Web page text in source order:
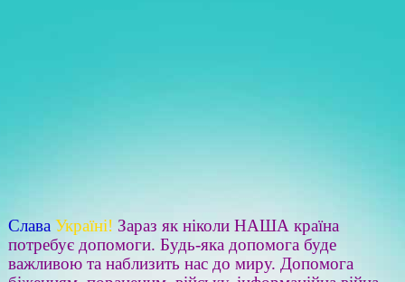
Слава Україні! Зараз як ніколи НАША країна
потребує допомоги. Будь-яка допомога буде
важливою та наблизить нас до миру. Допомога